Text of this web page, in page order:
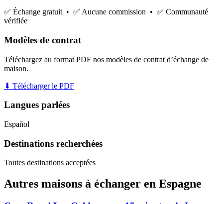
✅ Échange gratuit • ✅ Aucune commission • ✅ Communauté
vérifiée
Modèles de contrat
Téléchargez au format PDF nos modèles de contrat d’échange de
maison.
⬇ Télécharger le PDF
Langues parlées
Español
Destinations recherchées
Toutes destinations acceptées
Autres maisons à échanger en Espagne